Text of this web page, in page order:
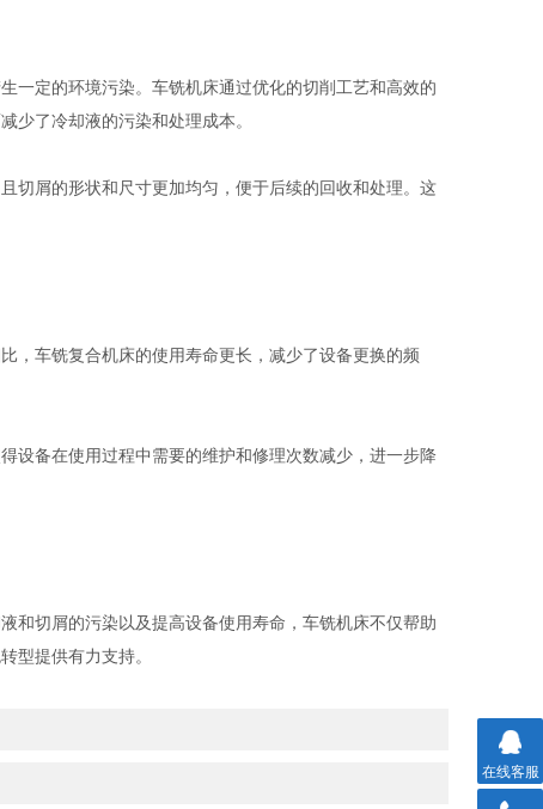
定的环境污染。车铣机床通过优化的切削工艺和高效的
少了冷却液的污染和处理成本。
屑的形状和尺寸更加均匀，便于后续的回收和处理。这
车铣复合机床的使用寿命更长，减少了设备更换的频
备在使用过程中需要的维护和修理次数减少，进一步降
切屑的污染以及提高设备使用寿命，车铣机床不仅帮助
型提供有力支持。
在线客服